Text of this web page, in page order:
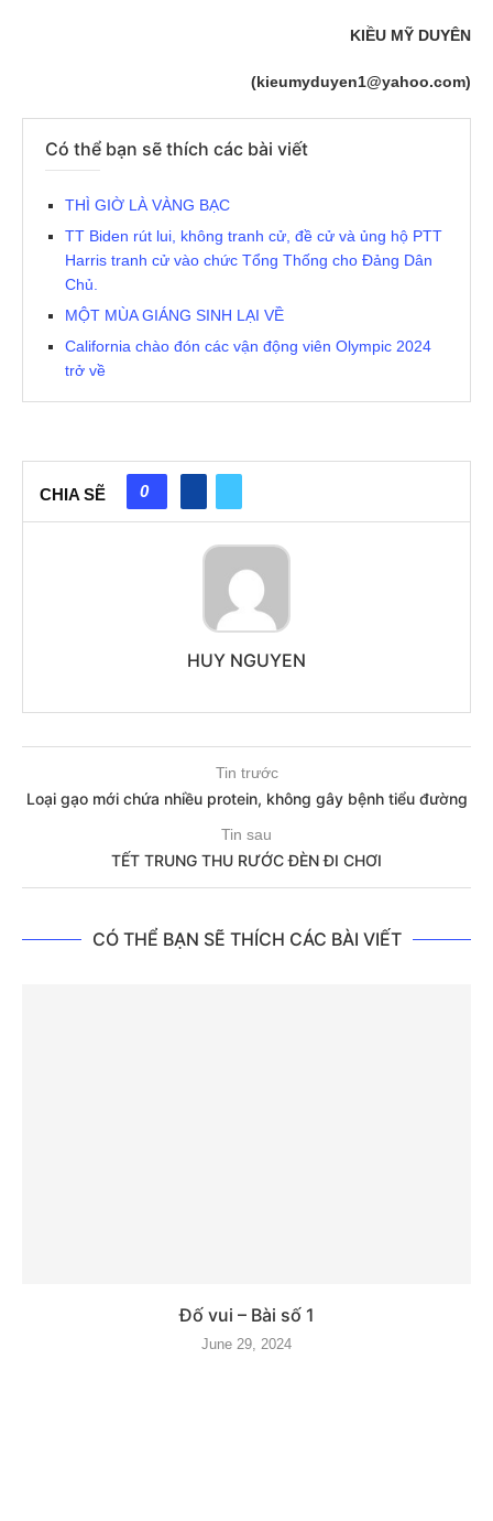
KIỀU MỸ DUYÊN
(kieumyduyen1@yahoo.com)
Có thể bạn sẽ thích các bài viết
THÌ GIỜ LÀ VÀNG BẠC
TT Biden rút lui, không tranh cử, đề cử và ủng hộ PTT
Harris tranh cử vào chức Tổng Thống cho Đảng Dân
Chủ.
MỘT MÙA GIÁNG SINH LẠI VỀ
California chào đón các vận động viên Olympic 2024
trở về
CHIA SẼ 0
HUY NGUYEN
Tin trước
Loại gạo mới chứa nhiều protein, không gây bệnh tiểu đường
Tin sau
TẾT TRUNG THU RƯỚC ĐÈN ĐI CHƠI
CÓ THỂ BẠN SẼ THÍCH CÁC BÀI VIẾT
Đố vui – Bài số 1
June 29, 2024